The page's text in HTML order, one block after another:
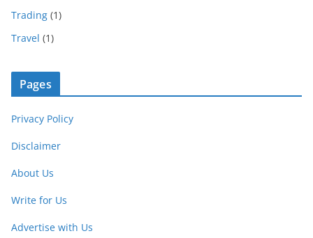
Trading (1)
Travel (1)
Pages
Privacy Policy
Disclaimer
About Us
Write for Us
Advertise with Us